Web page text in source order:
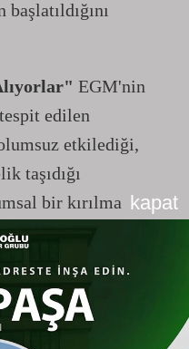
kapat
EGM'nin
edilen
etkilediği,
taşıdığı
bir kırılma
içeriklerin, siber
izlendiği ve
belirlendiği ifade